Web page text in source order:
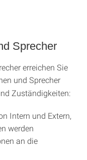
Sprecher
erreichen Sie
und Sprecher
Zuständigkeiten:
Intern und Extern,
werden
an die